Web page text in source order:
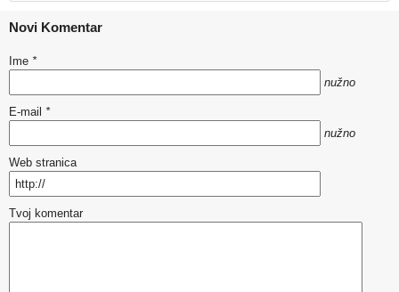
Novi Komentar
Ime *
nužno
E-mail *
nužno
Web stranica
Tvoj komentar